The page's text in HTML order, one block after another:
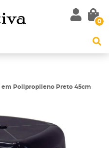
0
em Polipropileno Preto 45cm